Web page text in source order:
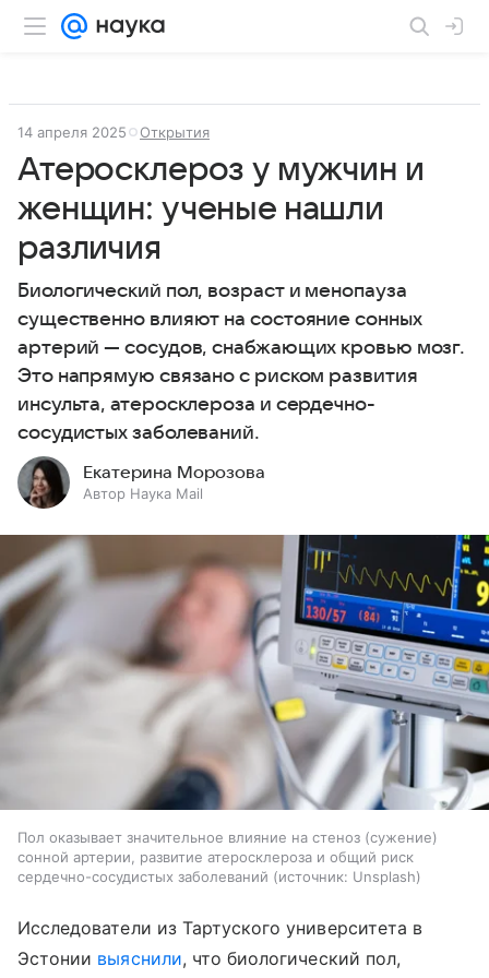
14 апреля 2025 Открытия
Атеросклероз у мужчин и
женщин: ученые нашли
различия
Биологический пол, возраст и менопауза
существенно влияют на состояние сонных
артерий — сосудов, снабжающих кровью мозг.
Это напрямую связано с риском развития
инсульта, атеросклероза и сердечно-
сосудистых заболеваний.
Екатерина Морозова
Автор Наука Mail
Пол оказывает значительное влияние на стеноз (сужение)
сонной артерии, развитие атеросклероза и общий риск
сердечно-сосудистых заболеваний
источник: Unsplash
Исследователи из Тартуского университета в
Эстонии выяснили, что биологический пол,